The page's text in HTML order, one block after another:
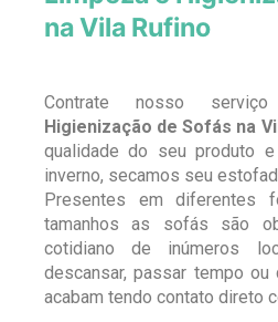
na Vila Rufino
Contrate nosso
Higienização de Sofás na
qualidade do seu produto
inverno, secamos seu
Presentes em diferentes
tamanhos as sofás são
cotidiano de inúmeros
descansar, passar tempo ou
acabam tendo contato direto